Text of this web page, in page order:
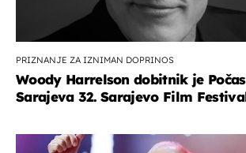
PRIZNANJE ZA IZNIMAN DOPRINOS
Woody Harrelson dobitnik je
Sarajeva 32. Sarajevo Film